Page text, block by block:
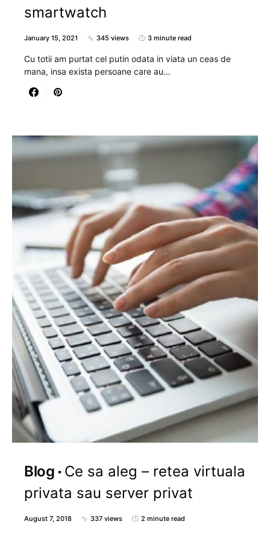
smartwatch
January 15, 2021 345 views 3 minute read
Cu totii am purtat cel putin odata in viata un ceas de
mana, insa exista persoane care au…
Blog
Ce sa aleg – retea virtuala
privata sau server privat
August 7, 2018 337 views 2 minute read